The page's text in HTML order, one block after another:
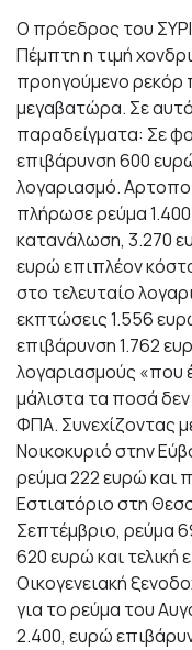
Ο πρόεδρος του
Πέμπτη η τιμή
προηγούμενο
μεγαβατώρα. Σε
παραδείγματα: Σε
επιβάρυνση 600
λογαριασμό.
πλήρωσε ρεύμα
κατανάλωση, 3.270
ευρώ επιπλέον
στο τελευταίο
εκπτώσεις 1.556
επιβάρυνση 1.762
λογαριασμούς «που
μάλιστα τα ποσά δεν
ΦΠΑ. Συνεχίζοντας
Νοικοκυριό στην
ρεύμα 222 ευρώ και
Εστιατόριο στη
Σεπτέμβριο, ρεύμα
620 ευρώ και
Οικογενειακή
για το ρεύμα του
2.400, ευρώ